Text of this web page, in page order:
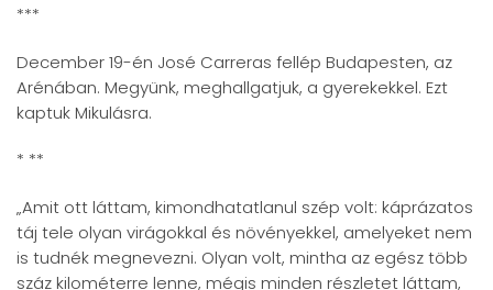
***
December 19-én José Carreras fellép Budapesten, az
Arénában. Megyünk, meghallgatjuk, a gyerekekkel. Ezt
kaptuk Mikulásra.
* **
„Amit ott láttam, kimondhatatlanul szép volt: káprázatos
táj tele olyan virágokkal és növényekkel, amelyeket nem
is tudnék megnevezni. Olyan volt, mintha az egész több
száz kilométerre lenne, mégis minden részletet láttam,